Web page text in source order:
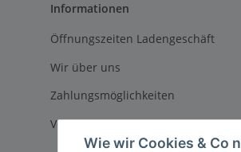
Informationen
Öffnungszeiten Ladengeschäft
Wir über uns
Zahlungsmöglichkeiten
Versandinformationen
Wie wir Cookies & Co